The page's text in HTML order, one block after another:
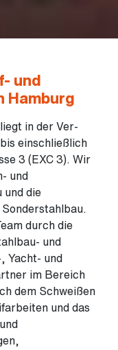
und
Hamburg
in der Ver-
einschließlich
3 (EXC 3). Wir
und
und die
durch die
und
Yacht- und
im Bereich
dem Schweißen
und das